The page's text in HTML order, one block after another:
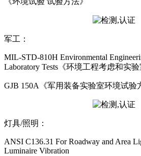
军工：
MIL-STD-810H Environmental
Laboratory Tests《环境工程考虑和实验
GJB 150A《军用装备实验室环境试验
灯具/照明：
ANSI C136.31 For Roadway and Area
Luminaire Vibration